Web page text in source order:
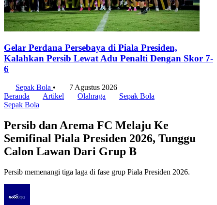
Gelar Perdana Persebaya di Piala Presiden,
Kalahkan Persib Lewat Adu Penalti Dengan Skor 7-
6
Sepak Bola •
7 Agustus 2026
Beranda
Artikel Olahraga
Sepak Bola
Sepak Bola
Persib dan Arema FC Melaju Ke
Semifinal Piala Presiden 2026, Tunggu
Calon Lawan Dari Grup B
Persib memenangi tiga laga di fase grup Piala Presiden 2026.